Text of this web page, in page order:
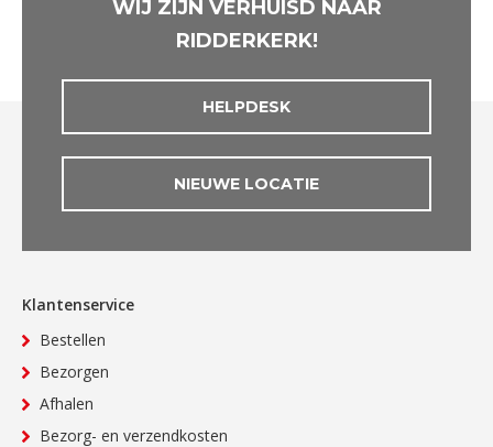
WIJ ZIJN VERHUISD NAAR
RIDDERKERK!
HELPDESK
NIEUWE LOCATIE
Klantenservice
Bestellen
Bezorgen
Afhalen
Bezorg- en verzendkosten